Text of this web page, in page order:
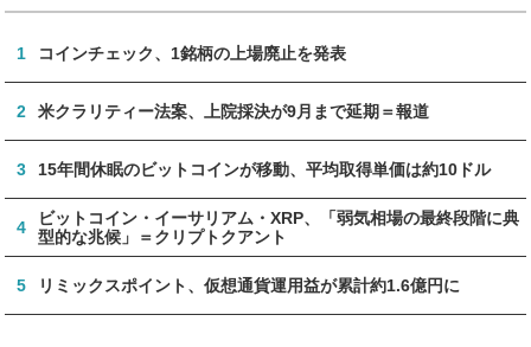
1 コインチェック、1銘柄の上場廃止を発表
2 米クラリティー法案、上院採決が9月まで延期＝報道
3 15年間休眠のビットコインが移動、平均取得単価は約10ドル
4
ビットコイン・イーサリアム・XRP、「弱気相場の最終段階に典
型的な兆候」＝クリプトクアント
5 リミックスポイント、仮想通貨運用益が累計約1.6億円に